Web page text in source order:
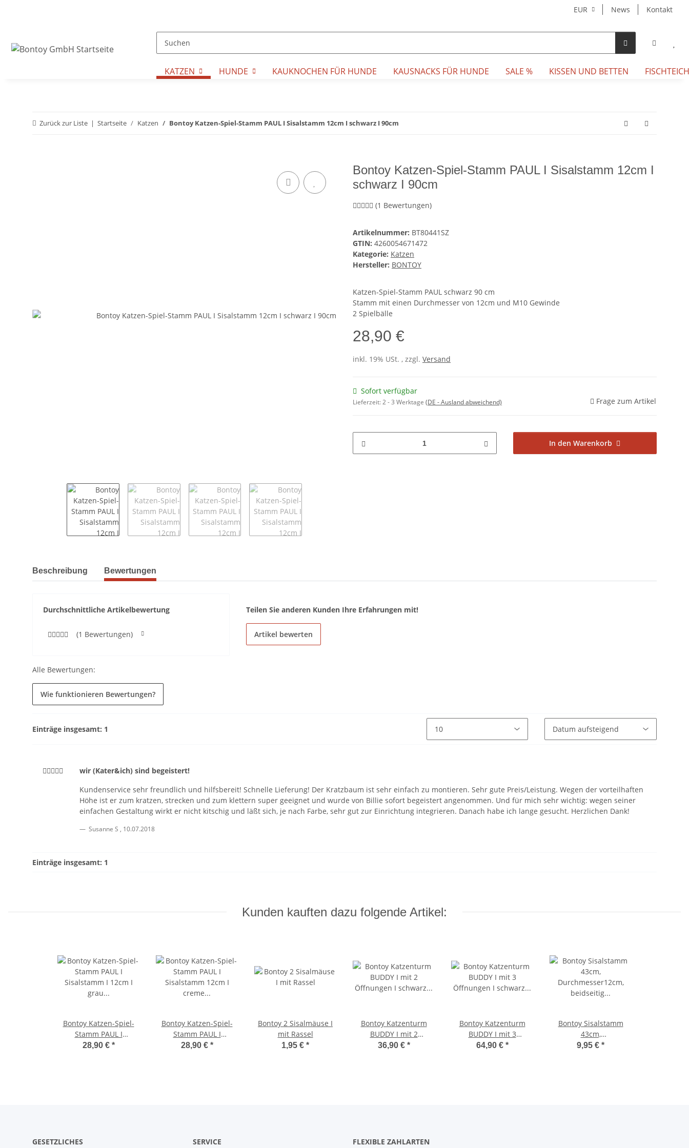
EUR News Kontakt
KATZEN HUNDE KAUKNOCHEN FÜR HUNDE KAUSNACKS FÜR HUNDE SALE % KISSEN UND BETTEN
Zurück zur Liste Startseite Katzen Bontoy Katzen-Spiel-Stamm PAUL I Sisalstamm 12cm I schwarz I 90cm
Bontoy Katzen-Spiel-Stamm PAUL I Sisalstamm 12cm I
schwarz I 90cm
(1 Bewertungen)
Artikelnummer: BT80441SZ
GTIN: 4260054671472
Kategorie: Katzen
Hersteller: BONTOY
Katzen-Spiel-Stamm PAUL schwarz 90 cm
Stamm mit einen Durchmesser von 12cm und M10 Gewinde
2 Spielbälle
28,90 €
inkl. 19% USt. , zzgl. Versand
Sofort verfügbar
Lieferzeit:2 - 3 Werktage (DE - Ausland abweichend) Frage zum Artikel
In den Warenkorb
weitere Registerkarten anzeigen
Beschreibung Bewertungen
Durchschnittliche Artikelbewertung
(1 Bewertungen)
Teilen Sie anderen Kunden Ihre Erfahrungen mit!
Artikel bewerten
Alle Bewertungen:
Wie funktionieren Bewertungen?
Einträge insgesamt: 1
wir (Kater&ich) sind begeistert!
Kundenservice sehr freundlich und hilfsbereit! Schnelle Lieferung! Der Kratzbaum ist sehr einfach zu montieren. Sehr gute Preis/Leistung. Wegen der vorteilhaften
Höhe ist er zum kratzen, strecken und zum klettern super geeignet und wurde von Billie sofort begeistert angenommen. Und für mich sehr wichtig: wegen seiner
einfachen Gestaltung wirkt er nicht kitschig und läßt sich, je nach Farbe, sehr gut zur Einrichtung integrieren. Danach habe ich lange gesucht. Herzlichen Dank!
Susanne S , 10.07.2018
Einträge insgesamt: 1
Kunden kauften dazu folgende Artikel:
Bontoy Katzen-Spiel-
Stamm PAUL I
Sisalstamm I 12cm I
28,90 € *
Bontoy Katzen-Spiel-
Stamm PAUL I
Sisalstamm 12cm I
28,90 € *
Bontoy 2 Sisalmäuse I
mit Rassel
1,95 € *
Bontoy Katzenturm
BUDDY I mit 2
Öffnungen I schwarz I
36,90 € *
Bontoy Katzenturm
BUDDY I mit 3
Öffnungen I schwarz I
64,90 € *
Bontoy Sisalstamm
43cm,
Durchmesser12cm,
9,95 € *
GESETZLICHES SERVICE FLEXIBLE ZAHLARTEN